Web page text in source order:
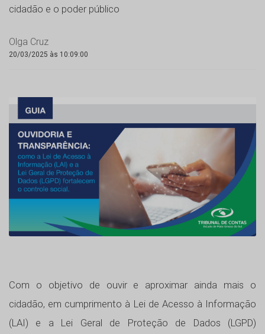
cidadão e o poder público
Olga Cruz
20/03/2025 às 10:09:00
Com o objetivo de ouvir e aproximar ainda mais o
cidadão, em cumprimento à Lei de Acesso à Informação
(LAI) e a Lei Geral de Proteção de Dados (LGPD)